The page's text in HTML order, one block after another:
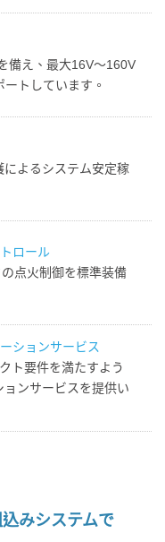
備え、最大16V～160V
トしています。
よるシステム安定稼
ロール
点火制御を標準装備
ションサービス
ト要件を満たすよう
ンサービスを提供い
みシステムで